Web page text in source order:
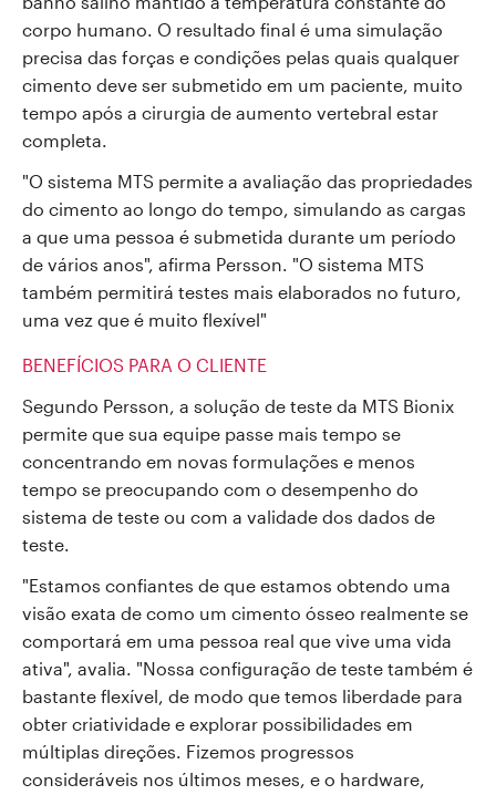
corpo humano. O resultado final é uma simulação
precisa das forças e condições pelas quais qualquer
cimento deve ser submetido em um paciente, muito
tempo após a cirurgia de aumento vertebral estar
completa.
"O sistema MTS permite a avaliação das propriedades
do cimento ao longo do tempo, simulando as cargas
a que uma pessoa é submetida durante um período
de vários anos", afirma Persson. "O sistema MTS
também permitirá testes mais elaborados no futuro,
uma vez que é muito flexível"
BENEFÍCIOS PARA O CLIENTE
Segundo Persson, a solução de teste da MTS Bionix
permite que sua equipe passe mais tempo se
concentrando em novas formulações e menos
tempo se preocupando com o desempenho do
sistema de teste ou com a validade dos dados de
teste.
"Estamos confiantes de que estamos obtendo uma
visão exata de como um cimento ósseo realmente se
comportará em uma pessoa real que vive uma vida
ativa", avalia. "Nossa configuração de teste também é
bastante flexível, de modo que temos liberdade para
obter criatividade e explorar possibilidades em
múltiplas direções. Fizemos progressos
consideráveis nos últimos meses, e o hardware,